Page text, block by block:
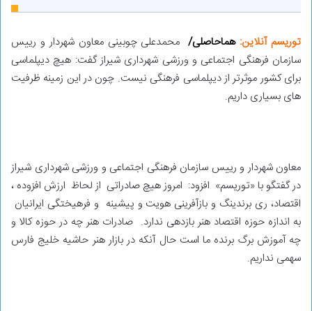
توریسم آنلاین:هماحاصلی/ محمدعلی چوبینی معاون شهردار و رییس
سازمان فرهنگی اجتماعی و ورزشی شهرداری شیراز گفت: هیچ دیپلماسی
برای کشور موثرتر از دیپلماسی فرهنگی نیست. چون در این زمینه ظرفیت
های بسیاری داریم.
معاون شهردار و رییس سازمان فرهنگی اجتماعی و ورزشی شهرداری شیراز
در گفتگو با «توریسم» افزود: امروز هیچ صادراتی از لحاظ ارزش افزوده ،
اقتصاد، ری برندینگ و بازآفرینی هویت و پیشینه و فرهیختگی ایرانیان
به اندازه حوزه اقتصاد هنر بازدهی ندارد. صادرات هنر چه در حوزه کالا و
چه آموزش برگ برنده ما است حال آنکه در بازار هنر حاشیه خلیج فارس
سهمی نداریم.